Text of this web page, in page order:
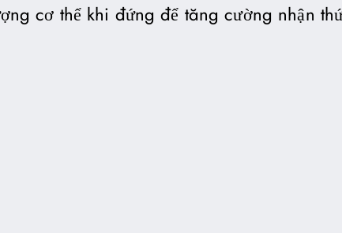
cơ thể khi đứng để tăng cường nhận